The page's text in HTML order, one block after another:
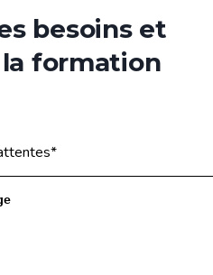
besoins et
formation
*